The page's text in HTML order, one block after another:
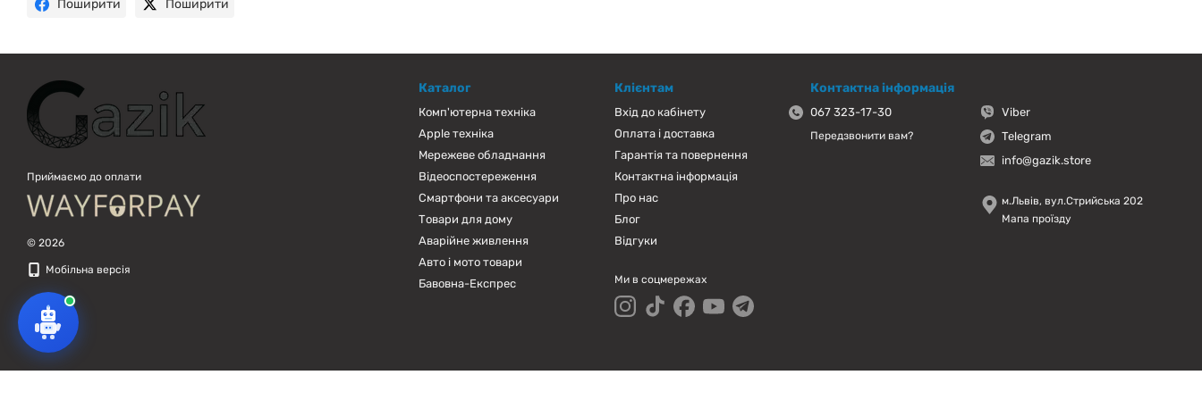
Поширити Поширити
Приймаємо до оплати
© 2026
Мобільна версія
Каталог
Комп'ютерна техніка
Apple техніка
Мережеве обладнання
Відеоспостереження
Смартфони та аксесуари
Товари для дому
Аварійне живлення
Авто і мото товари
Бавовна-Експрес
Клієнтам
Вхід до кабінету
Оплата і доставка
Гарантія та повернення
Контактна інформація
Про нас
Блог
Відгуки
Ми в соцмережах
Контактна інформація
067 323-17-30
Передзвонити вам?
Viber
Telegram
info@gazik.store
м.Львів, вул.Стрийська 202
Мапа проїзду